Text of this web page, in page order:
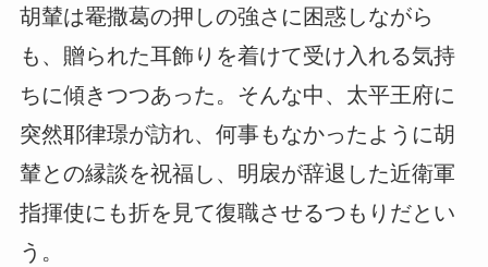
胡輦は罨撒葛の押しの強さに困惑しながら
も、贈られた耳飾りを着けて受け入れる気持
ちに傾きつつあった。そんな中、太平王府に
突然耶律璟が訪れ、何事もなかったように胡
輦との縁談を祝福し、明扆が辞退した近衛軍
指揮使にも折を見て復職させるつもりだとい
う。